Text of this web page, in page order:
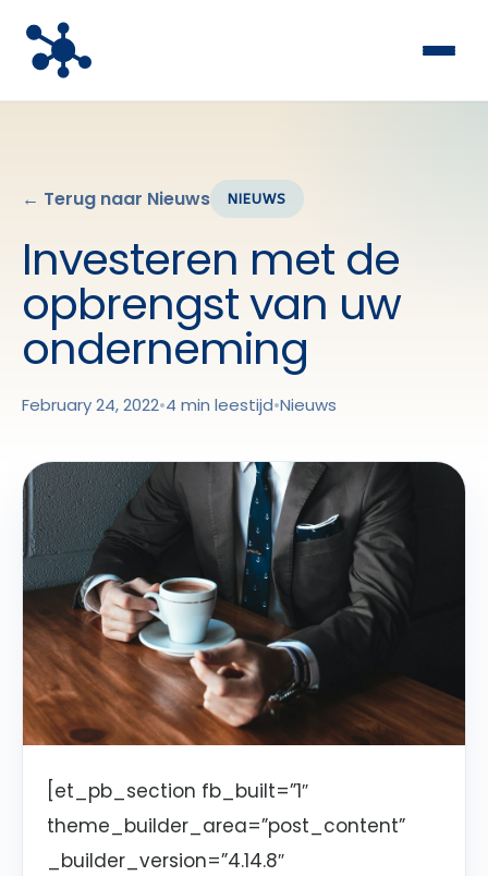
← Terug naar Nieuws NIEUWS
Investeren met de
opbrengst van uw
onderneming
February 24, 2022•4 min leestijd•Nieuws
[et_pb_section fb_built=”1″
theme_builder_area=”post_content”
_builder_version=”4.14.8″